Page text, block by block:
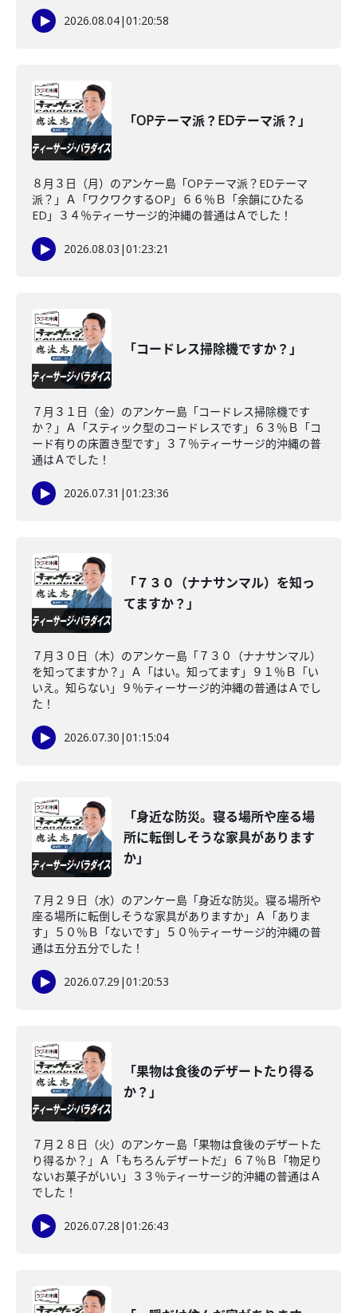
2026.08.04|01:20:58
「OPテーマ派？EDテーマ派？」
８月３日（月）のアンケー島「OPテーマ派？EDテーマ
派？」Ａ「ワクワクするOP」６６％Ｂ「余韻にひたる
ED」３４％ティーサージ的沖縄の普通はＡでした！
2026.08.03 |01:23:21
「コードレス掃除機ですか？」
７月３１日（金）のアンケー島「コードレス掃除機です
か？」Ａ「スティック型のコードレスです」６３％Ｂ「コ
ード有りの床置き型です」３７％ティーサージ的沖縄の普
通はＡでした！
2026.07.31 |01:23:36
「７３０（ナナサンマル）を知っ
てますか？」
７月３０日（木）のアンケー島「７３０（ナナサンマル）
を知ってますか？」Ａ「はい。知ってます」９１％Ｂ「い
いえ。知らない」９％ティーサージ的沖縄の普通はＡでし
た！
2026.07.30 |01:15:04
「身近な防災。寝る場所や座る場
所に転倒しそうな家具があります
か」
７月２９日（水）のアンケー島「身近な防災。寝る場所や
座る場所に転倒しそうな家具がありますか」Ａ「ありま
す」５０％Ｂ「ないです」５０％ティーサージ的沖縄の普
通は五分五分でした！
2026.07.29 |01:20:53
「果物は食後のデザートたり得る
か？」
７月２８日（火）のアンケー島「果物は食後のデザートた
り得るか？」Ａ「もちろんデザートだ」６７％Ｂ「物足り
ないお菓子がいい」３３％ティーサージ的沖縄の普通はＡ
でした！
2026.07.28 |01:26:43